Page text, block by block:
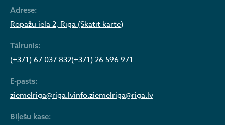
Adrese:
Ropažu iela 2, Rīga (Skatīt kartē)
Tālrunis:
(+371) 67 037 832(+371) 26 596 971
E-pasts:
ziemelriga@riga.lvinfo.ziemelriga@riga.lv
Biļešu kase: